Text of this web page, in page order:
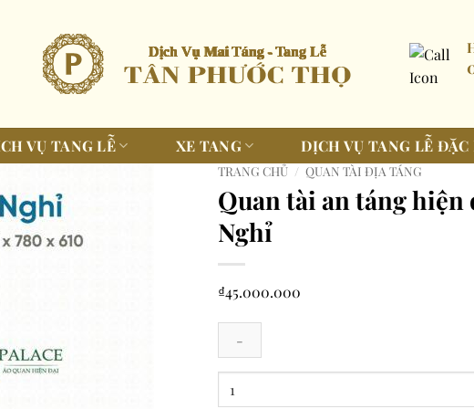
VỤ TANG LỄ XE TANG DỊCH VỤ TANG LỄ ĐẶC
TRANG CHỦ / QUAN TÀI ĐỊA TÁNG
Quan tài an táng hiện
Nghỉ
₫45.000.000
tài